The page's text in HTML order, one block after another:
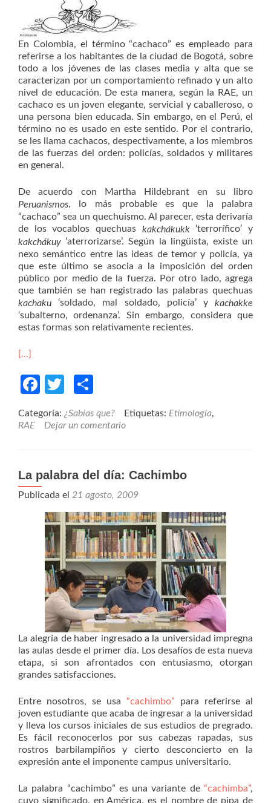
En Colombia, el término “cachaco” es empleado para
referirse a los habitantes de la ciudad de Bogotá, sobre
todo a los jóvenes de las clases media y alta que se
caracterizan por un comportamiento refinado y un alto
nivel de educación. De esta manera, según la RAE, un
cachaco es un joven elegante, servicial y caballeroso, o
una persona bien educada. Sin embargo, en el Perú, el
término no es usado en este sentido. Por el contrario,
se les llama cachacos, despectivamente, a los miembros
de las fuerzas del orden: policías, soldados y militares
en general.
De acuerdo con Martha Hildebrant en su libro
Peruanismos, lo más probable es que la palabra
“cachaco” sea un quechuismo. Al parecer, esta derivaría
de los vocablos quechuas kakchákukk‘terrorífico’ y
kakchákuy ‘aterrorizarse’. Según la lingüista, existe un
nexo semántico entre las ideas de temor y policía, ya
que este último se asocia a la imposición del orden
público por medio de la fuerza. Por otro lado, agrega
que también se han registrado las palabras quechuas
kachaku ‘soldado, mal soldado, policía’ y kachakke
‘subalterno, ordenanza’. Sin embargo, considera que
estas formas son relativamente recientes.
[…]
Facebook
Twitter
Categoría: ¿Sabías que? Etiquetas: Etimología,
RAE
Dejar un comentario
La palabra del día: Cachimbo
Publicada el 21 agosto, 2009
La alegría de haber ingresado a la universidad impregna
las aulas desde el primer día. Los desafíos de esta nueva
etapa, si son afrontados con entusiasmo, otorgan
grandes satisfacciones.
Entre nosotros, se usa “cachimbo” para referirse al
joven estudiante que acaba de ingresar a la universidad
y lleva los cursos iniciales de sus estudios de pregrado.
Es fácil reconocerlos por sus cabezas rapadas, sus
rostros barbilampiños y cierto desconcierto en la
expresión ante el imponente campus universitario.
La palabra “cachimbo” es una variante de “cachimba”,
cuyo significado, en América, es el nombre de pipa de